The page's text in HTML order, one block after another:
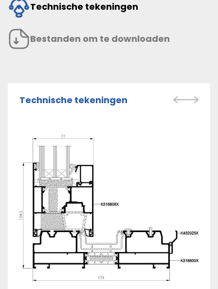
Technische tekeningen
Bestanden om te downloaden
Technische tekeningen